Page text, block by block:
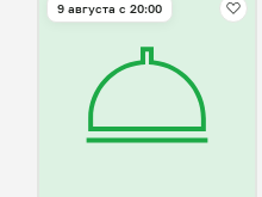
9 августа с 20:00